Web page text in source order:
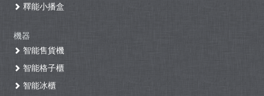
釋能小播盒
機器
智能售貨機
智能格子櫃
智能冰櫃